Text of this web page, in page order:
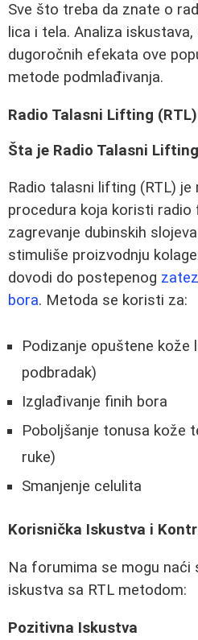
Sve što treba da znate o
lica i tela. Analiza
dugoročnih efekata ove
metode podmlađivanja.
Radio Talasni Lifting
Šta je Radio Talasni
Radio talasni lifting (RTL)
procedura koja koristi
zagrevanje dubinskih
stimuliše proizvodnju
dovodi do postepenog
bora. Metoda se koristi za:
Podizanje opuštene kože
podbradak)
Izglađivanje finih bora
Poboljšanje tonusa kože
ruke)
Smanjenje celulita
Korisnička Iskustva i
Na forumima se mogu naći
iskustva sa RTL metodom:
Pozitivna Iskustva